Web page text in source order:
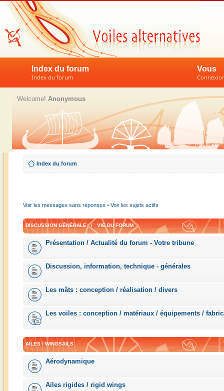
Index du forum
Index du forum
Vous
Welcome! Anonymous
Index du forum
Voir les messages sans réponses • Voir les sujets actifs
DISCUSSION GÉNÉRALE / VIE DU FORUM
Présentation / Actualité du forum - Votre tribune
Discussion, information, technique - générales
Les mâts : conception / réalisation / divers
Les voiles : conception / matériaux / équipements /
AILES / WINGSAILS
Aérodynamique
Ailes rigides / rigid wings